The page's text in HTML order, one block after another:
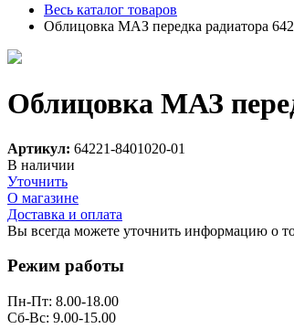
Весь каталог товаров
Облицовка МАЗ передка радиатора
Облицовка МАЗ
Артикул: 64221-8401020-01
В наличии
Уточнить
О магазине
Доставка и оплата
Вы всегда можете уточнить информацию о
Режим работы
Пн-Пт: 8.00-18.00
Сб-Вс: 9.00-15.00